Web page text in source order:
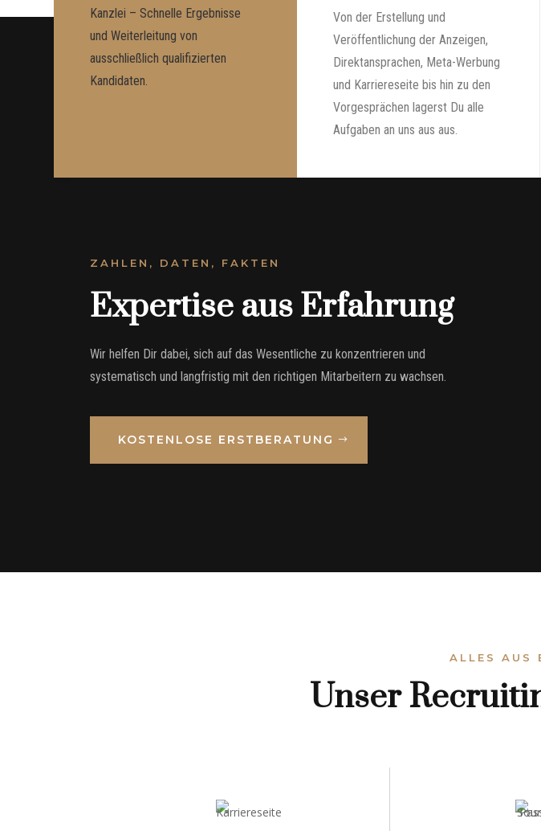
Kanzlei – Schnelle Ergebnisse
und Weiterleitung von
ausschließlich qualifizierten
Kandidaten.
Von der Erstellung und
Veröffentlichung der Anzeigen,
Direktansprachen, Meta-Werbung
und Karriereseite bis hin zu den
Vorgesprächen lagerst Du alle
Aufgaben an uns aus aus.
ZAHLEN, DATEN, FAKTEN
Expertise aus Erfahrung
Wir helfen Dir dabei, sich auf das Wesentliche zu konzentrieren und
systematisch und langfristig mit den richtigen Mitarbeitern zu wachsen.
KOSTENLOSE ERSTBERATUNG
ALLES AUS
Unser